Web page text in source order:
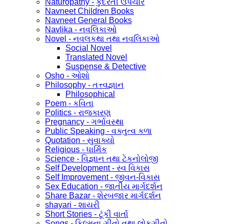
Navneet Children Books
Navneet General Books
Navlika - નવલિકાઓ
Novel - નવલકથા તથા નવલિકાઓ
Social Novel
Translated Novel
Suspense & Detective
Osho - ઓશો
Philosophy - તત્ત્વજ્ઞાન
Philosophical
Poem - કવિતા
Politics - રાજકારણ
Pregnancy - ગર્ભાવસ્થા
Public Speaking - વક્તુત્વ કળા
Quotation - સુવાક્યો
Religious - ધાર્મિક
Science - વિજ્ઞાન તથા ટેકનોલોજી
Self Development - સ્વ વિકાસ
Self Improvement - જીવન-વિકાસ
Sex Education - જાતીય માર્ગદર્શન
Share Bazar - શેરબજાર માર્ગદર્શન
shayari - શાયરી
Short Stories - ટૂંકી વાર્તા